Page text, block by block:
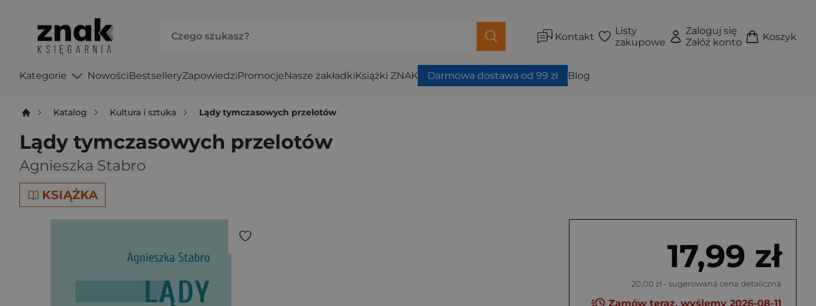
Kontakt
Listy
zakupowe
Zaloguj się
Załóż konto
Koszyk
Kategorie NowościBestselleryZapowiedziPromocjeNasze zakładkiKsiążki ZNAK Darmowa dostawa od 99 zł Blog
Katalog Kultura i sztuka Lądy tymczasowych przelotów
Lądy tymczasowych przelotów
Agnieszka Stabro
KSIĄŻKA
17,99 zł
20,00 zł - sugerowana cena detaliczna
Zamów teraz, wyślemy 2026-08-11